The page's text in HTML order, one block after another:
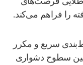
را فراهم می‌کند.
سریع و مکرر
بین سطوح دشواری